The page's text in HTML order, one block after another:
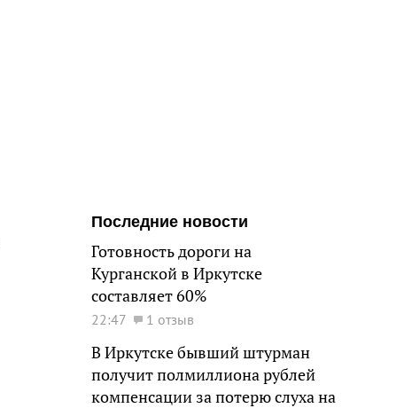
Последние новости
Готовность дороги на
Курганской в Иркутске
составляет 60%
22:47 1 отзыв
В Иркутске бывший штурман
получит полмиллиона рублей
компенсации за потерю слуха на